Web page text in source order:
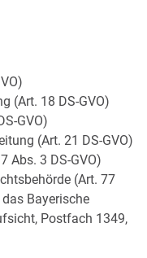
(Art. 18 DS-GVO)
GVO)
(Art. 21 DS-GVO)
Abs. 3 DS-GVO)
(Art. 77
Bayerische
Postfach 1349,